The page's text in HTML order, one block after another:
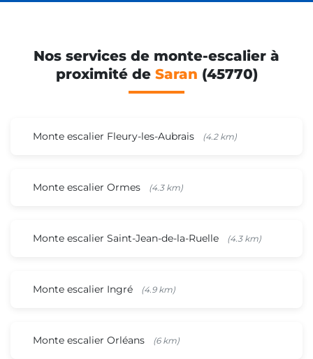
Nos services de monte-escalier à
proximité de Saran (45770)
Monte escalier Fleury-les-Aubrais (4.2 km)
Monte escalier Ormes (4.3 km)
Monte escalier Saint-Jean-de-la-Ruelle (4.3 km)
Monte escalier Ingré (4.9 km)
Monte escalier Orléans (6 km)